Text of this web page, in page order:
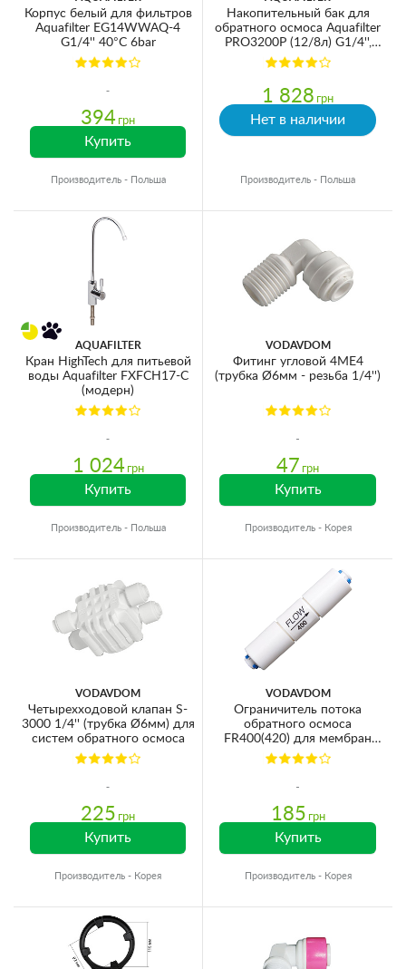
Корпус белый для фильтров
Aquafilter EG14WWAQ-4
G1/4'' 40°C 6bar
394 грн
Купить
Производитель - Польша
Накопительный бак для
обратного осмоса Aquafilter
PRO3200P (12/8л) G1/4'',
пластик
1 828 грн
Нет в наличии
Производитель - Польша
AQUAFILTER
Кран HighTech для питьевой
воды Aquafilter FXFCH17-C
(модерн)
1 024 грн
Купить
Производитель - Польша
VODAVDOM
Фитинг угловой 4ME4
(трубка Ø6мм - резьба 1/4'')
47 грн
Купить
Производитель - Корея
VODAVDOM
Четырехходовой клапан S-
3000 1/4'' (трубка Ø6мм) для
систем обратного осмоса
225 грн
Купить
Производитель - Корея
VODAVDOM
Ограничитель потока
обратного осмоса
FR400(420) для мембран
75GPD (трубка Ø6мм)
185 грн
Купить
Производитель - Корея